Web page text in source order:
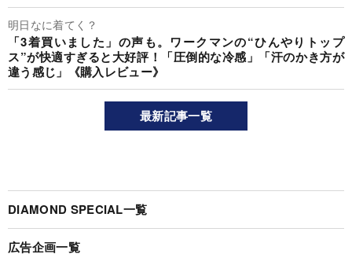
明日なに着てく？
「3着買いました」の声も。ワークマンの“ひんやりトップ
ス”が快適すぎると大好評！「圧倒的な冷感」「汗のかき方が
違う感じ」《購入レビュー》
最新記事一覧
DIAMOND SPECIAL一覧
広告企画一覧